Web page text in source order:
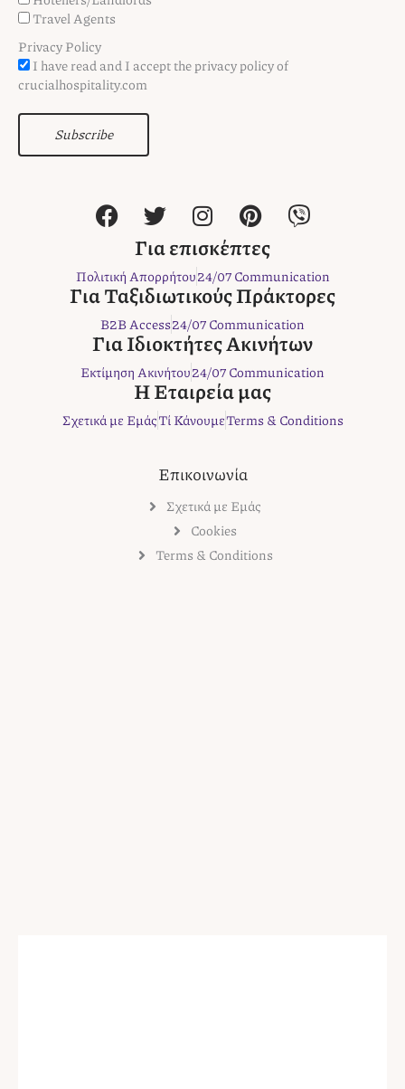
Travel Agents
Privacy Policy
I have read and I accept the privacy policy of
crucialhospitality.com
Subscribe
F
a
e
b
o
o
k
T
w
i
t
t
e
r
I
n
s
t
a
g
r
a
m
P
i
n
t
e
r
e
s
t
V
i
e
r
Για επισκέπτες
Πολιτική Απορρήτου24/07 Communication
Για Ταξιδιωτικούς Πράκτορες
B2B Access24/07 Communication
Για Ιδιοκτήτες Ακινήτων
Εκτίμηση Ακινήτου24/07 Communication
Η Εταιρεία μας
Σχετικά με ΕμάςΤί ΚάνουμεTerms & Conditions
Επικοινωνία
Σχετικά με Εμάς
Cookies
Terms & Conditions